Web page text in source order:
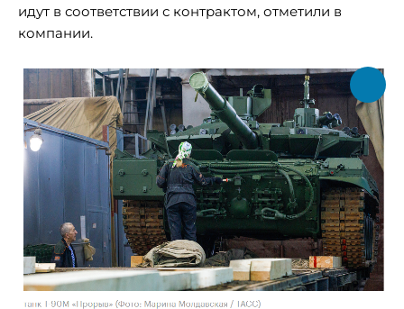
идут в соответствии с контрактом, отметили в
компании.